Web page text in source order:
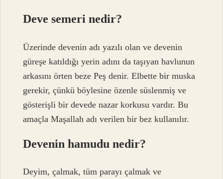
Deve semeri nedir?
Üzerinde devenin adı yazılı olan ve devenin
güreşe katıldığı yerin adını da taşıyan havlunun
arkasını örten beze Peş denir. Elbette bir muska
gerekir, çünkü böylesine özenle süslenmiş ve
gösterişli bir devede nazar korkusu vardır. Bu
amaçla Maşallah adı verilen bir bez kullanılır.
Devenin hamudu nedir?
Deyim, çalmak, tüm parayı çalmak ve